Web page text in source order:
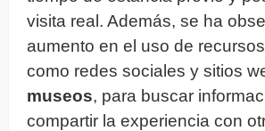
visita real. Además, se ha
aumento en el uso de
como redes sociales y sitios
museos, para buscar
compartir la experiencia con